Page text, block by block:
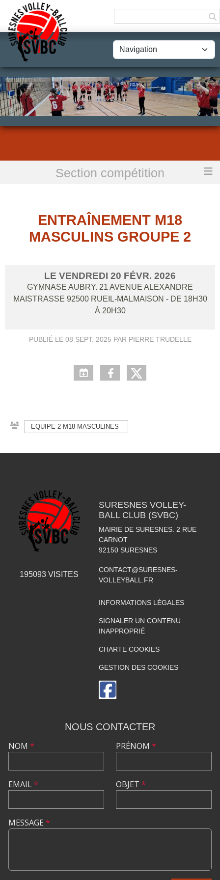
Section compétition
Entraînement M18 Masculins Groupe 2
ENTRAÎNEMENT M18
MASCULINS GROUPE 2
LE VENDREDI 20 FÉVR. 2026
GYMNASE AUBRY. 21 AVENUE ALEXANDRE
MAISTRASSE 92500 RUEIL-MALMAISON - DE 18H30
À 20H30
PUBLIÉ LE 08 SEPT. 2025 PAR PIERRE TRUDELLE
EQUIPE 2-M18-MASCULINES
195093 VISITES
SURESNES VOLLEY-
BALL CLUB (SVBC)
MAIRIE DE SURESNES. 2 RUE
CARNOT
92150 SURESNES
CONTACT@SURESNES-
VOLLEYBALL.FR
INFORMATIONS LÉGALES
SIGNALER UN CONTENU
INAPPROPRIÉ
CHARTE COOKIES
GESTION DES COOKIES
NOUS CONTACTER
NOM *
EMAIL*
PRÉNOM *
OBJET *
MESSAGE *
Panneau de gestion des cookies